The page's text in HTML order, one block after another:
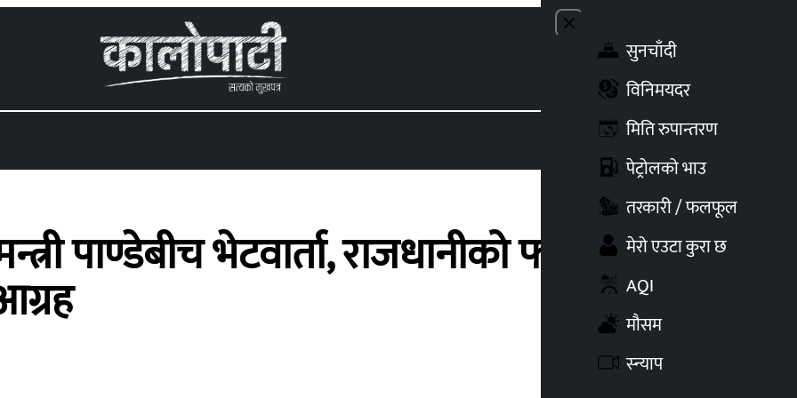
Close menu
सुनचाँदी
विनिमयदर
मिति रुपान्तरण
पेट्रोलको भाउ
तरकारी / फलफूल
मेरो एउटा कुरा छ
AQI
मौसम
स्न्याप
पाण्डेबीच भेटवार्ता, राजधानीको फोहोर